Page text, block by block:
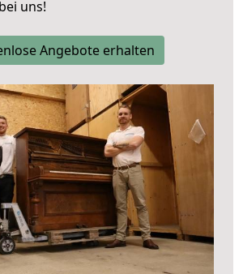
uns!
Angebote erhalten